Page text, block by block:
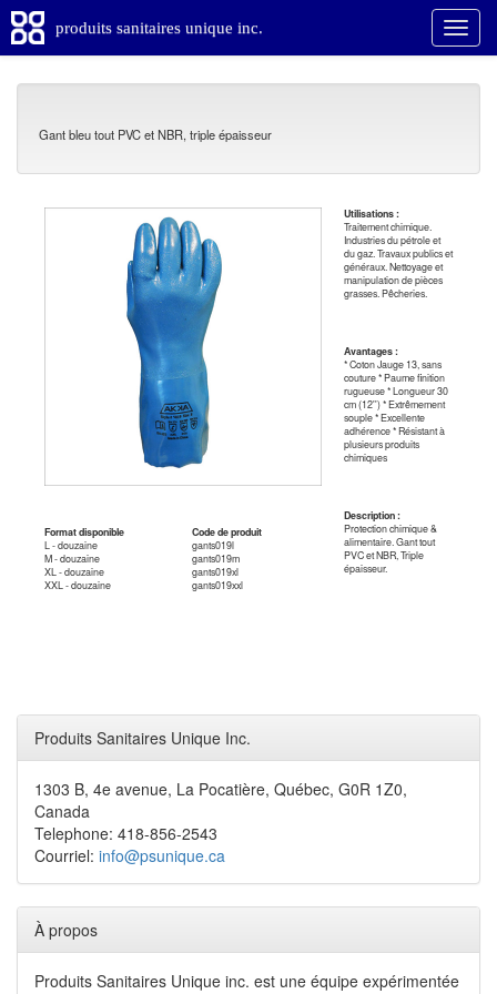
produits sanitaires unique inc.
Gant bleu tout PVC et NBR, triple épaisseur
Format disponible
Code de produit
L - douzaine
gants019l
M - douzaine
gants019m
XL - douzaine
gants019xl
XXL - douzaine
gants019xxl
Utilisations :
Traitement chimique.
Industries du pétrole et
du gaz. Travaux publics et
généraux. Nettoyage et
manipulation de pièces
grasses. Pêcheries.
Avantages :
* Coton Jauge 13, sans
couture * Paume finition
rugueuse * Longueur 30
cm (12'') * Extrêmement
souple * Excellente
adhérence * Résistant à
plusieurs produits
chimiques
Description :
Protection chimique &
alimentaire. Gant tout
PVC et NBR, Triple
épaisseur.
Produits Sanitaires Unique Inc.
1303 B, 4e avenue, La Pocatière, Québec, G0R 1Z0,
Canada
Telephone: 418-856-2543
Courriel: info@psunique.ca
À propos
Produits Sanitaires Unique inc. est une équipe expérimentée